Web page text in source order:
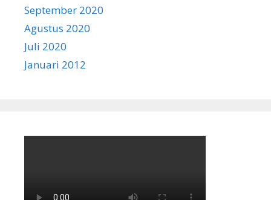
September 2020
Agustus 2020
Juli 2020
Januari 2012